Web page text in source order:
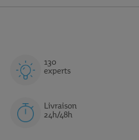
130
experts
Livraison
24h/48h